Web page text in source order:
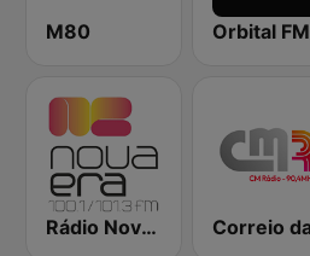
M80 Orbital FM
Rádio Nova Era